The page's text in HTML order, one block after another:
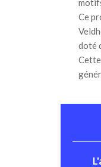
Ce
doté